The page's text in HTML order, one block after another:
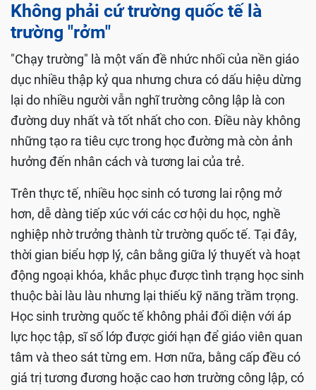
Không phải cứ trường quốc tế là
trường "rởm"
"Chạy trường" là một vấn đề nhức nhối của nền giáo
dục nhiều thập kỷ qua nhưng chưa có dấu hiệu dừng
lại do nhiều người vẫn nghĩ trường công lập là con
đường duy nhất và tốt nhất cho con. Điều này không
những tạo ra tiêu cực trong học đường mà còn ảnh
hưởng đến nhân cách và tương lai của trẻ.
Trên thực tế, nhiều học sinh có tương lai rộng mở
hơn, dễ dàng tiếp xúc với các cơ hội du học, nghề
nghiệp nhờ trưởng thành từ trường quốc tế. Tại đây,
thời gian biểu hợp lý, cân bằng giữa lý thuyết và hoạt
động ngoại khóa, khắc phục được tình trạng học sinh
thuộc bài làu làu nhưng lại thiếu kỹ năng trầm trọng.
Học sinh trường quốc tế không phải đối diện với áp
lực học tập, sĩ số lớp được giới hạn để giáo viên quan
tâm và theo sát từng em. Hơn nữa, bằng cấp đều có
giá trị tương đương hoặc cao hơn trường công lập, có